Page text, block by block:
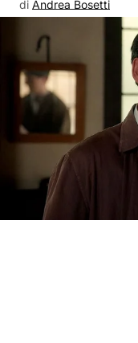
di Andrea Bosetti